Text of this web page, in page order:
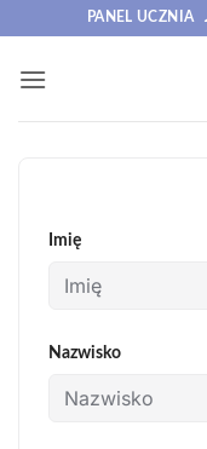
zawartości
PANEL UCZNIA
Imię
Nazwisko